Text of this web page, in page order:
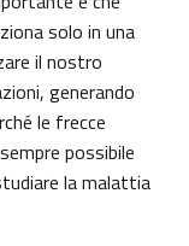
solo in una
il nostro
generando
le frecce
possibile
la malattia